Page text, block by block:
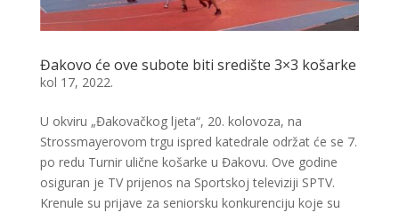
Đakovo će ove subote biti središte 3×3 košarke
kol 17, 2022.
U okviru „Đakovačkog ljeta“, 20. kolovoza, na
Strossmayerovom trgu ispred katedrale održat će se 7.
po redu Turnir ulične košarke u Đakovu. Ove godine
osiguran je TV prijenos na Sportskoj televiziji SPTV.
Krenule su prijave za seniorsku konkurenciju koje su